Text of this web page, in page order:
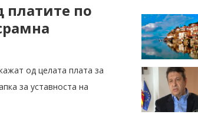
платите по
од целата плата за
за уставноста на